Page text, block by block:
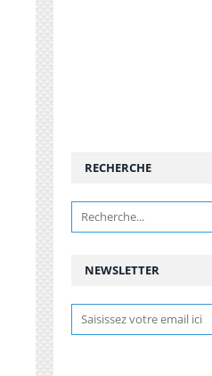
NEWSLETTER
RECHERCHE